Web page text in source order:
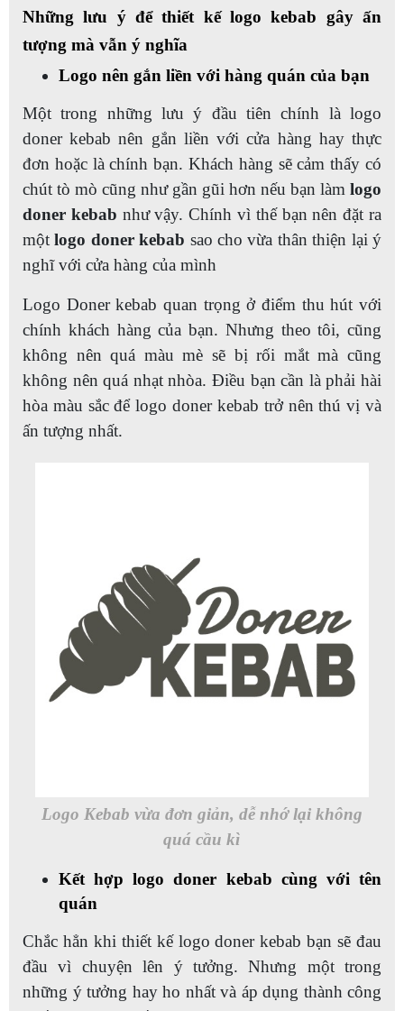
Những lưu ý để thiết kế logo kebab gây ấn
tượng mà vẫn ý nghĩa
Logo nên gắn liền với hàng quán của bạn
Một trong những lưu ý đầu tiên chính là logo
doner kebab nên gắn liền với cửa hàng hay thực
đơn hoặc là chính bạn. Khách hàng sẽ cảm thấy có
chút tò mò cũng như gần gũi hơn nếu bạn làm logo
doner kebab như vậy. Chính vì thế bạn nên đặt ra
mộtlogo doner kebab sao cho vừa thân thiện lại ý
nghĩ với cửa hàng của mình
Logo Doner kebab quan trọng ở điểm thu hút với
chính khách hàng của bạn. Nhưng theo tôi, cũng
không nên quá màu mè sẽ bị rối mắt mà cũng
không nên quá nhạt nhòa. Điều bạn cần là phải hài
hòa màu sắc để logo doner kebab trở nên thú vị và
ấn tượng nhất.
Logo Kebab vừa đơn giản, dễ nhớ lại không
quá cầu kì
Kết hợp logo doner kebab cùng với tên
quán
Chắc hẳn khi thiết kế logo doner kebab bạn sẽ đau
đầu vì chuyện lên ý tưởng. Nhưng một trong
những ý tưởng hay ho nhất và áp dụng thành công